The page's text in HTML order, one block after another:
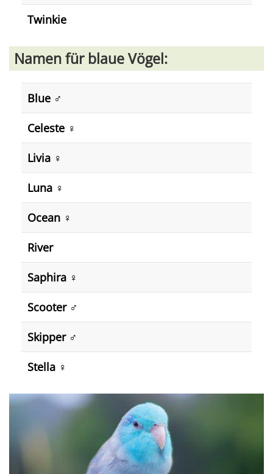
Twinkie
Namen für blaue Vögel:
Blue ♂️
Celeste ♀️
Livia ♀️
Luna ♀️
Ocean ♀️
River
Saphira ♀️
Scooter ♂️
Skipper ♂️
Stella ♀️